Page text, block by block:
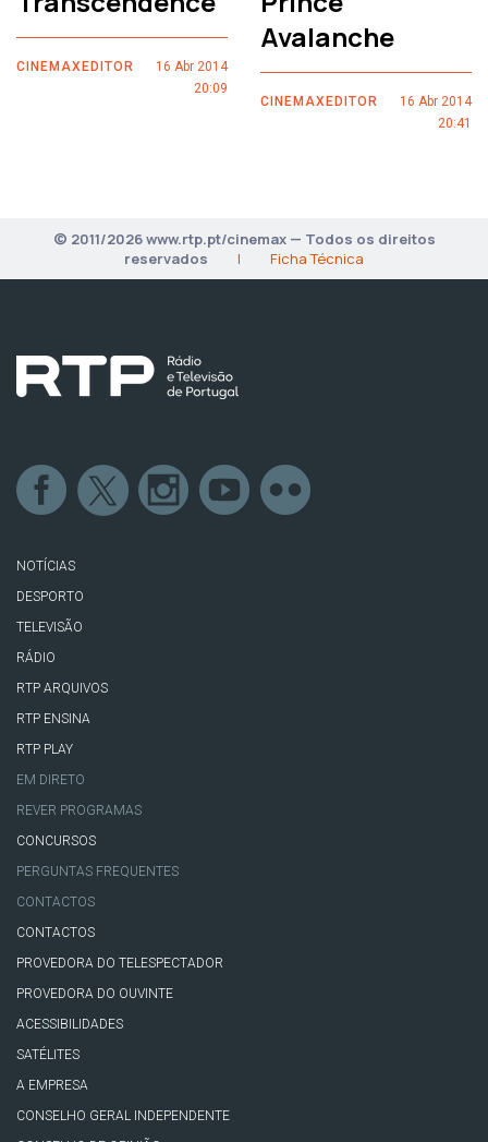
CINEMAXEDITOR
16 Abr 2014
20:09
Avalanche
CINEMAXEDITOR
16 Abr 2014
20:41
© 2011/2026 www.rtp.pt/cinemax — Todos os direitos
reservados
| Ficha Técnica
NOTÍCIAS
DESPORTO
TELEVISÃO
RÁDIO
RTP ARQUIVOS
RTP ENSINA
RTP PLAY
EM DIRETO
REVER PROGRAMAS
CONCURSOS
PERGUNTAS FREQUENTES
CONTACTOS
CONTACTOS
PROVEDORA DO TELESPECTADOR
PROVEDORA DO OUVINTE
ACESSIBILIDADES
SATÉLITES
A EMPRESA
CONSELHO GERAL INDEPENDENTE